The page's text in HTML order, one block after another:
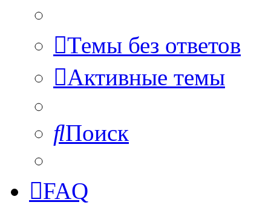
Темы без ответов
Активные темы
Поиск
FAQ